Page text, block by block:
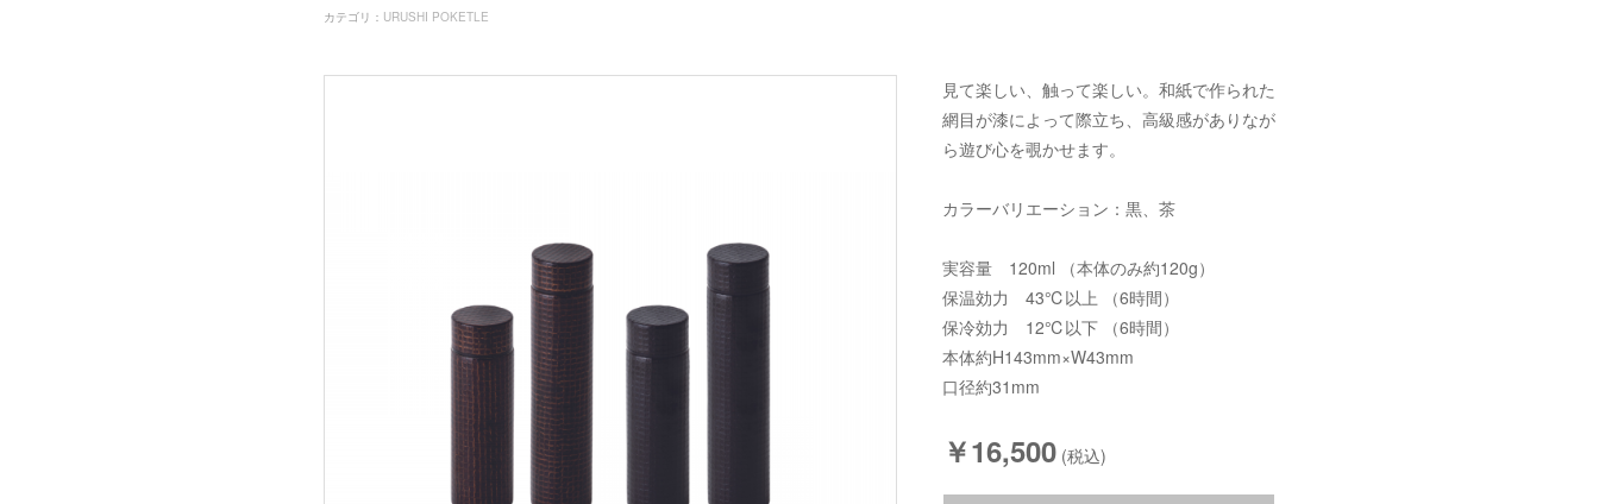
カテゴリ ： URUSHI POKETLE
見て楽しい、触って楽しい。和紙で作られた
網目が漆によって際立ち、高級感がありなが
ら遊び心を覗かせます。
カラーバリエーション：黒、茶
実容量 120ml （本体のみ約120g）
保温効力 43℃以上 （6時間）
保冷効力 12℃以下 （6時間）
本体約H143mm×W43mm
口径約31mm
￥16,500 (税込)